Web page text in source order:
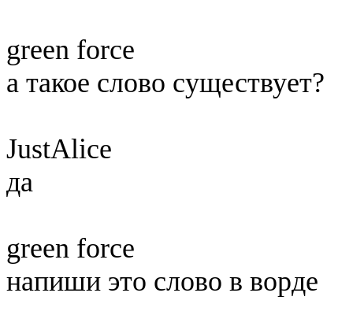
green force
а такое слово существует?
JustAlice
да
green force
напиши это слово в ворде